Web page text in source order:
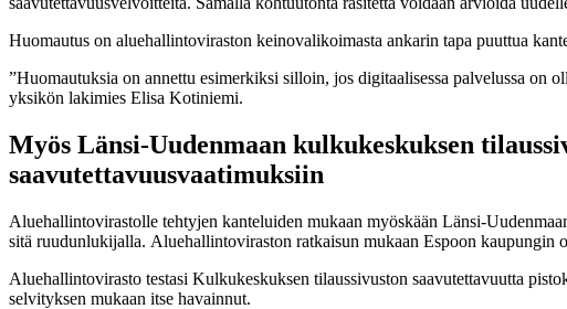
Huomautus on aluehallintoviraston keinovalikoimasta ankarin tapa puuttua
”Huomautuksia on annettu esimerkiksi silloin, jos digitaalisessa palvelussa
yksikön lakimies Elisa Kotiniemi.
Myös Länsi-Uudenmaan kulkukeskuksen
saavutettavuusvaatimuksiin
Aluehallintovirastolle tehtyjen kanteluiden mukaan myöskään Länsi-
sitä ruudunlukijalla. Aluehallintoviraston ratkaisun mukaan Espoon kaupungin
Aluehallintovirasto testasi Kulkukeskuksen tilaussivuston saavutettavuutta
selvityksen mukaan itse havainnut.